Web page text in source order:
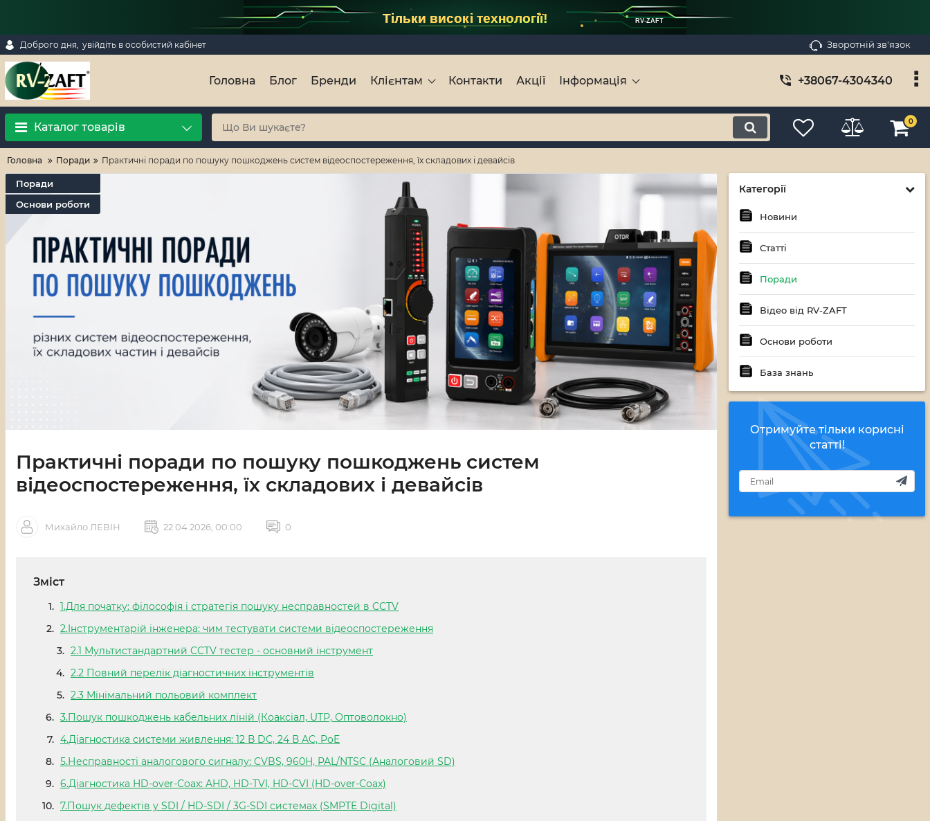
Тільки високі технології! RV-ZAFT
Доброго дня, увійдіть в особистий кабінет Зворотній зв'язок
Головна Блог Бренди Клієнтам Контакти Акції Інформація +38067-4304340
Каталог товарів 0
Головна Поради Практичні поради по пошуку пошкоджень систем відеоспостереження, їх складових і девайсів
Категорії
Новини
Статті
Поради
Відео від RV-ZAFT
Основи роботи
База знань
Отримуйте тільки корисні
статті!
Поради
Основи роботи
Практичні поради по пошуку пошкоджень систем
відеоспостереження, їх складових і девайсів
Михайло ЛЕВІН 22 04 2026, 00:00 0
Зміст
1.Для початку: філософія і стратегія пошуку несправностей в CCTV
2.Інструментарій інженера: чим тестувати системи відеоспостереження
2.1 Мультистандартний CCTV тестер - основний інструмент
2.2 Повний перелік діагностичних інструментів
2.3 Мінімальний польовий комплект
3.Пошук пошкоджень кабельних ліній (Коаксіал, UTP, Оптоволокно)
4.Діагностика системи живлення: 12 В DC, 24 В AC, PoE
5.Несправності аналогового сигналу: CVBS, 960H, PAL/NTSC (Аналоговий SD)
6.Діагностика HD-over-Coax: AHD, HD-TVI, HD-CVI (HD-over-Coax)
7.Пошук дефектів у SDI / HD-SDI / 3G-SDI системах (SMPTE Digital)